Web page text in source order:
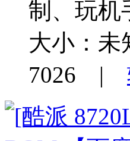
制、玩机
大小：
7026 |